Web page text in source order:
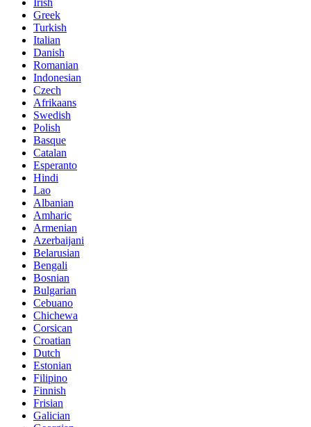
Irish
Greek
Turkish
Italian
Danish
Romanian
Indonesian
Czech
Afrikaans
Swedish
Polish
Basque
Catalan
Esperanto
Hindi
Lao
Albanian
Amharic
Armenian
Azerbaijani
Belarusian
Bengali
Bosnian
Bulgarian
Cebuano
Chichewa
Corsican
Croatian
Dutch
Estonian
Filipino
Finnish
Frisian
Galician